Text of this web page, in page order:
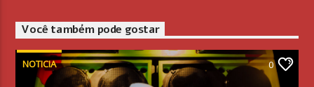
Você também pode gostar
NOTICIA 0